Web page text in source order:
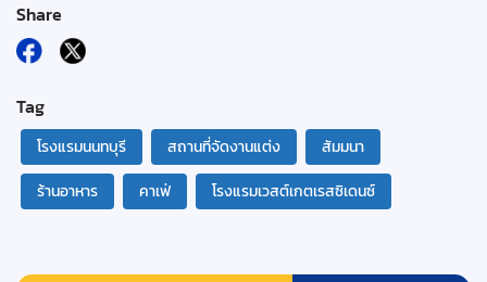
Share
Tag
โรงแรมนนทบุรี สถานที่จัดงานแต่ง
สัมมนา
ร้านอาหาร
คาเฟ่ โรงแรมเวสต์เกตเรสซิเดนซ์